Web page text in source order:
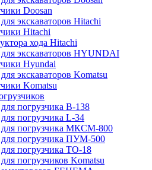
Doosan
экскаваторов Hitachi
Hitachi
хода Hitachi
для экскаваторов HYUNDAI
Hyundai
экскаваторов Komatsu
Komatsu
погрузчика B-138
погрузчика L-34
для погрузчика МКСМ-800
для погрузчика ПУМ-500
для погрузчика ТО-18
погрузчиков Komatsu